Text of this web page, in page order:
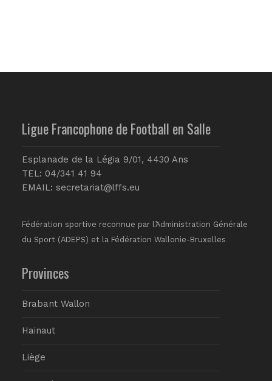
Ligue Francophone de Football en Salle
Esplanade de la Légia 9/01, 4430 Ans
TEL: 04/341 41 94
EMAIL: secretariat@lffs.eu
Fédération sportive reconnue par l’Administration Générale
du Sport (ADEPS) et la Fédération Wallonie-Bruxelles
Provinces
Brabant Wallon
Hainaut
Liège